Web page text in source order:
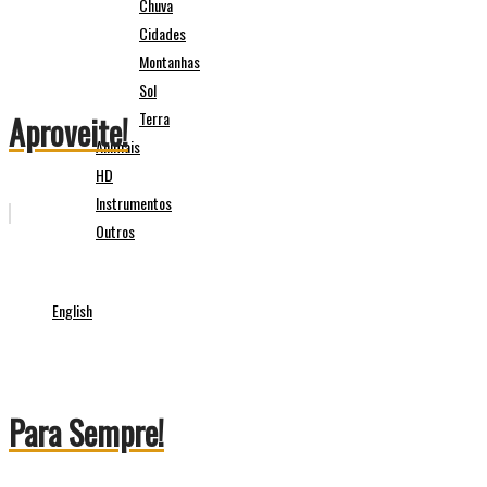
Chuva
Cidades
Montanhas
Sol
Terra
Animais
HD
Instrumentos
Outros
English
Aproveite!
Para Sempre!